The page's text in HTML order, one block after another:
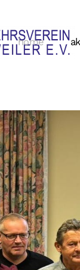
home